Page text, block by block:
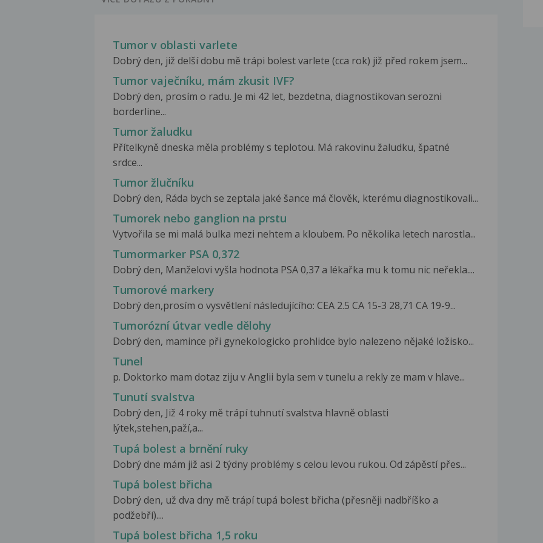
Tumor v oblasti varlete
Dobrý den, již delší dobu mě trápi bolest varlete (cca rok) již před rokem jsem...
Tumor vaječníku, mám zkusit IVF?
Dobrý den, prosím o radu. Je mi 42 let, bezdetna, diagnostikovan serozni
borderline...
Tumor žaludku
Přítelkyně dneska měla problémy s teplotou. Má rakovinu žaludku, špatné
srdce...
Tumor žlučníku
Dobrý den, Ráda bych se zeptala jaké šance má člověk, kterému diagnostikovali...
Tumorek nebo ganglion na prstu
Vytvořila se mi malá bulka mezi nehtem a kloubem. Po několika letech narostla...
Tumormarker PSA 0,372
Dobrý den, Manželovi vyšla hodnota PSA 0,37 a lékařka mu k tomu nic neřekla....
Tumorové markery
Dobrý den,prosím o vysvětlení následujícího: CEA 2.5 CA 15-3 28,71 CA 19-9...
Tumorózní útvar vedle dělohy
Dobrý den, mamince při gynekologicko prohlidce bylo nalezeno nějaké ložisko...
Tunel
p. Doktorko mam dotaz ziju v Anglii byla sem v tunelu a rekly ze mam v hlave...
Tunutí svalstva
Dobrý den, Již 4 roky mě trápí tuhnutí svalstva hlavně oblasti
lýtek,stehen,paží,a...
Tupá bolest a brnění ruky
Dobrý dne mám již asi 2 týdny problémy s celou levou rukou. Od zápěstí přes...
Tupá bolest břicha
Dobrý den, už dva dny mě trápí tupá bolest břicha (přesněji nadbříško a
podžebří)....
Tupá bolest břicha 1,5 roku